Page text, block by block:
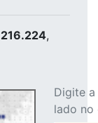
,
Digite
lado no